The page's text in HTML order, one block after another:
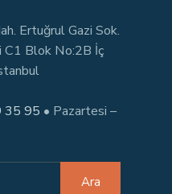
Ertuğrul Gazi Sok.
Blok No:2B İç
35 95 • Pazartesi –
Ara